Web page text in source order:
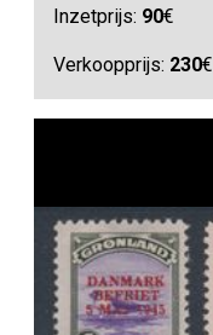
Inzetprijs: 90€
Verkoopprijs: 230€